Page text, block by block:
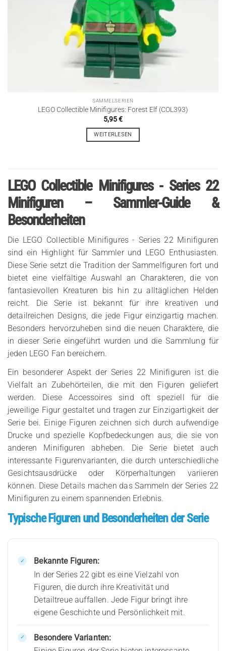
SAMMELSERIEN
LEGO Collectible Minifigures: Forest Elf (COL393)
5,95€
WEITERLESEN
LEGO Collectible Minifigures - Series 22
Minifiguren – Sammler-Guide &
Besonderheiten
Die LEGO Collectible Minifigures - Series 22 Minifiguren
sind ein Highlight für Sammler und LEGO Enthusiasten.
Diese Serie setzt die Tradition der Sammelfiguren fort und
bietet eine vielfältige Auswahl an Charakteren, die von
fantasievollen Kreaturen bis hin zu alltäglichen Helden
reicht. Die Serie ist bekannt für ihre kreativen und
detailreichen Designs, die jede Figur einzigartig machen.
Besonders hervorzuheben sind die neuen Charaktere, die
in dieser Serie eingeführt wurden und die Sammlung für
jeden LEGO Fan bereichern.
Ein besonderer Aspekt der Series 22 Minifiguren ist die
Vielfalt an Zubehörteilen, die mit den Figuren geliefert
werden. Diese Accessoires sind oft speziell für die
jeweilige Figur gestaltet und tragen zur Einzigartigkeit der
Serie bei. Einige Figuren zeichnen sich durch aufwendige
Drucke und spezielle Kopfbedeckungen aus, die sie von
anderen Minifiguren abheben. Die Serie bietet auch
interessante Figurenvarianten, die durch unterschiedliche
Gesichtsausdrücke oder Körperhaltungen variieren
können. Diese Details machen das Sammeln der Series 22
Minifiguren zu einem spannenden Erlebnis.
Typische Figuren und Besonderheiten der Serie
Bekannte Figuren:
In der Series 22 gibt es eine Vielzahl von
Figuren, die durch ihre Kreativität und
Detailtreue auffallen. Jede Figur bringt ihre
eigene Geschichte und Persönlichkeit mit.
Besondere Varianten: